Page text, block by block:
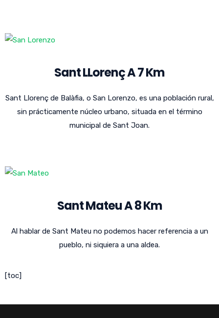
Sant LLorenç A 7 Km
Sant Llorenç de Balàfia, o San Lorenzo, es una población rural,
sin prácticamente núcleo urbano, situada en el término
municipal de Sant Joan.
Sant Mateu A 8 Km
Al hablar de Sant Mateu no podemos hacer referencia a un
pueblo, ni siquiera a una aldea.
[toc]